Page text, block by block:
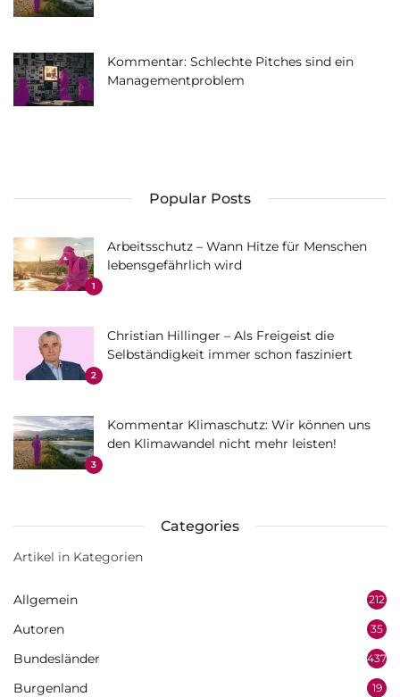
Kommentar: Schlechte Pitches sind ein
Managementproblem
Popular Posts
1
Arbeitsschutz – Wann Hitze für Menschen
lebensgefährlich wird
2
Christian Hillinger – Als Freigeist die
Selbständigkeit immer schon fasziniert
3
Kommentar Klimaschutz: Wir können uns
den Klimawandel nicht mehr leisten!
Categories
Artikel in Kategorien
Allgemein 212
Autoren 35
Bundesländer 437
Burgenland 19